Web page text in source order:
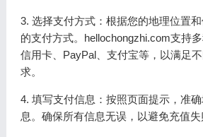
3. 选择支付方式：根据您的地理位置
的支付方式。hellochongzhi.com支持
信用卡、PayPal、支付宝等，以满足
求。
4. 填写支付信息：按照页面提示，准
息。确保所有信息无误，以避免充值失